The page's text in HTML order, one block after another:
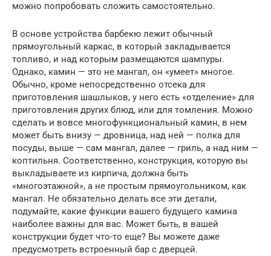
можно попробовать сложить самостоятельно.
В основе устройства барбекю лежит обычный
прямоугольный каркас, в который закладывается
топливо, и над которым размещаются шампуры.
Однако, камин — это не мангал, он «умеет» многое.
Обычно, кроме непосредственно отсека для
приготовления шашлыков, у него есть «отделение» для
приготовления других блюд, или для томления. Можно
сделать и вовсе многофункциональный камин, в нем
может быть внизу — дровница, над ней — полка для
посуды, выше — сам мангал, далее — гриль, а над ним —
коптильня. Соответственно, конструкция, которую вы
выкладываете из кирпича, должна быть
«многоэтажной», а не простым прямоугольником, как
мангал. Не обязательно делать все эти детали,
подумайте, какие функции вашего будущего камина
наиболее важны для вас. Может быть, в вашей
конструкции будет что-то еще? Вы можете даже
предусмотреть встроенный бар с дверцей.